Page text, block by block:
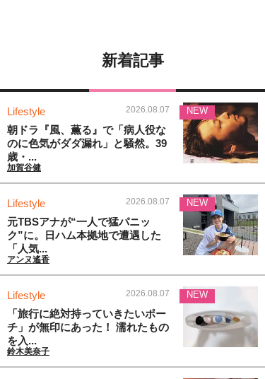
新着記事
Lifestyle 2026.08.07
朝ドラ『風、薫る』で「病人役な
のに色気がダダ漏れ」と騒然。39
歳・...
加賀谷健
NEW
Lifestyle 2026.08.07
元TBSアナが“一人で猛パニッ
ク”に。日ハム本拠地で遭遇した
「人気...
アンヌ遙香
NEW
Lifestyle 2026.08.07
「旅行に絶対持っていきたいポー
チ」が無印にあった！ 濡れたもの
を入...
鈴木美奈子
NEW